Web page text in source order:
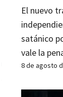
El nuevo
satánico
vale la
8 de agosto